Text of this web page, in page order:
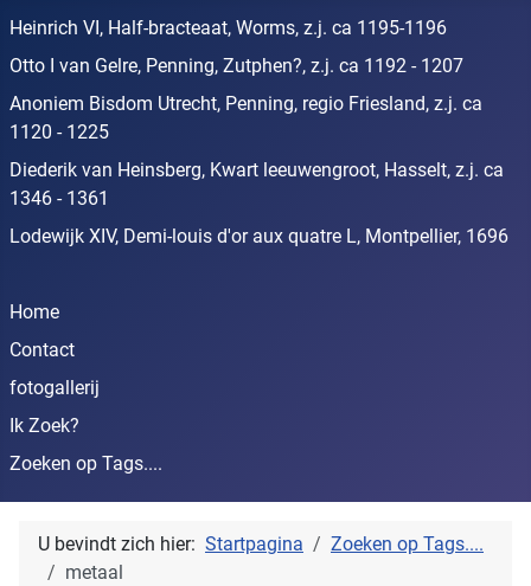
Heinrich VI, Half-bracteaat, Worms, z.j. ca 1195-1196
Otto I van Gelre, Penning, Zutphen?, z.j. ca 1192 - 1207
Anoniem Bisdom Utrecht, Penning, regio Friesland, z.j. ca
1120 - 1225
Diederik van Heinsberg, Kwart leeuwengroot, Hasselt, z.j. ca
1346 - 1361
Lodewijk XIV, Demi-louis d'or aux quatre L, Montpellier, 1696
Home
Contact
fotogallerij
Ik Zoek?
Zoeken op Tags....
U bevindt zich hier: Startpagina
Zoeken op Tags....
metaal